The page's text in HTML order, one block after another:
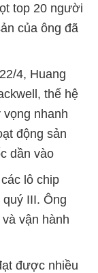
top 20 người
của ông đã
4, Huang
thế hệ
nhanh
động sản
dần vào
lô chip
III. Ông
vận hành
được nhiều